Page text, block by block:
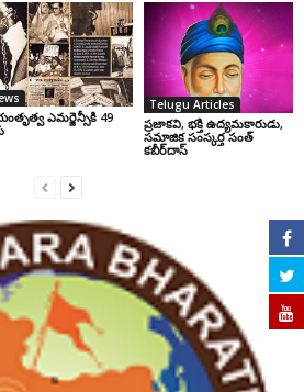
ఎమర్జెన్సీకి 49
Telugu Articles
ప్రజాకవి, భక్తి ఉద్యమకారుడు,
సమాజిక సంస్కర్త సంత్‌
కబీర్‌దాస్‌